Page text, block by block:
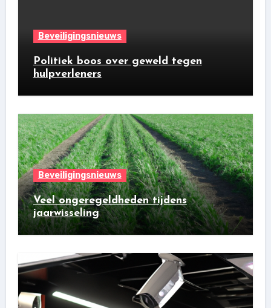
Beveiligingsnieuws
Politiek boos over geweld tegen
hulpverleners
Beveiligingsnieuws
Veel ongeregeldheden tijdens
jaarwisseling